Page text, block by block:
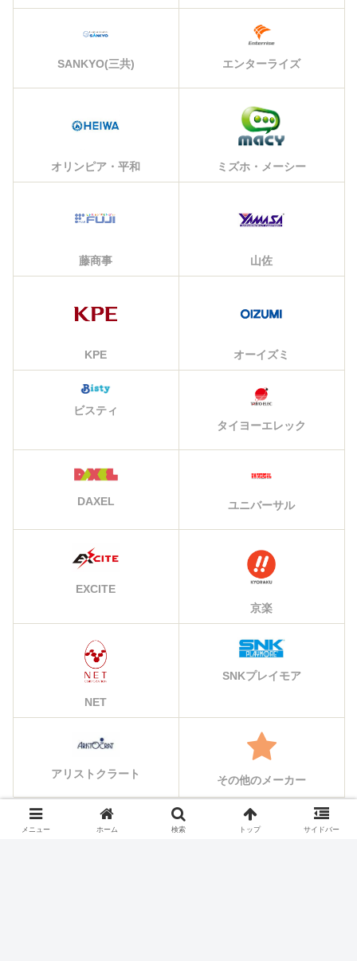
SANKYO(三共) エンターライズ
オリンピア・平和 ミズホ・メーシー
藤商事 山佐
KPE オーイズミ
ビスティ
タイヨーエレック
DAXEL ユニバーサル
EXCITE
京楽
NET
SNKプレイモア
アリストクラート その他のメーカー
メニュー ホーム 検索 トップ サイドバー